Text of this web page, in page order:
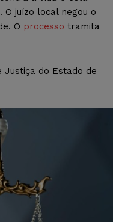
juízo local negou o
O processo tramita
Justiça do Estado de